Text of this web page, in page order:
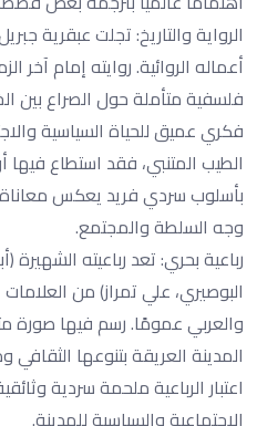
الرواية والتاريخ: تجلت عبقرية
فلسفية متأملة حول الصراع بين
فكري عميق للحياة السياسية
الطيب المتنبي، فقد استطاع
بأسلوب سردي فريد يعكس
وجه السلطة والمجتمع.
رباعية بحري: تعد رباعيته
البوصيري، علي تمراز) من
والعربي عمومًا. رسم فيها صورة
المدينة العريقة بتنوعها
اعتبار الرباعية ملحمة سردية